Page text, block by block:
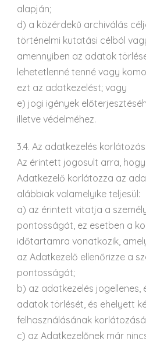
alapján;
d) a közérdekű archiválás
történelmi kutatási célból
amennyiben az adatok
lehetetlenné tenné vagy
ezt az adatkezelést; vagy
e) jogi igények
illetve védelméhez.
3.4. Az adatkezelés
Az érintett jogosult arra,
Adatkezelő korlátozza az
alábbiak valamelyike teljesül:
a) az érintett vitatja a
pontosságát, ez esetben a
időtartamra vonatkozik,
az Adatkezelő ellenőrizze a
pontosságát;
b) az adatkezelés jogellenes,
adatok törlését, és ehelyett
felhasználásának
c) az Adatkezelőnek már